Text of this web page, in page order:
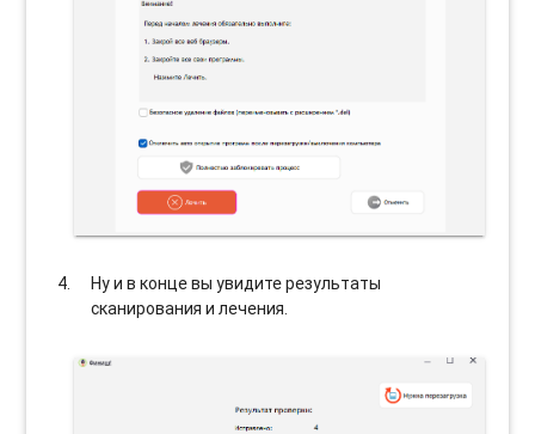
Ну и в конце вы увидите результаты
сканирования и лечения.